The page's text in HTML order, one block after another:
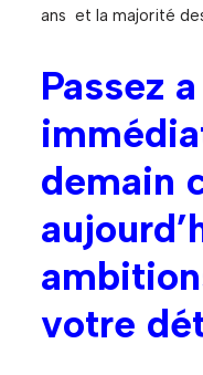
ans et la majorité
Passez
demain
votre